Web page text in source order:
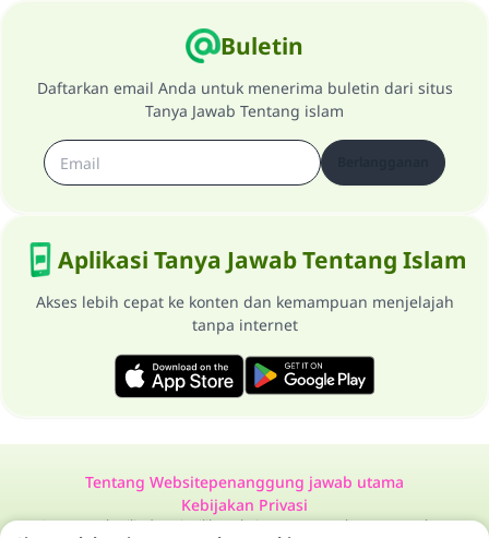
Buletin
Daftarkan email Anda untuk menerima buletin dari situs
Tanya Jawab Tentang islam
Aplikasi Tanya Jawab Tentang Islam
Akses lebih cepat ke konten dan kemampuan menjelajah
tanpa internet
Tentang Websitepenanggung jawab utama
Kebijakan Privasi
Semua Hak Dilindungi Milik Website Tanya Jawab Tentang Islam